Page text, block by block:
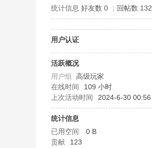
统计信息 好友数 0 | 回帖数 132
用户认证
活跃概况
用户组 高级玩家
在线时间
109 小时
上次活动时间
2024-6-30 00:56
统计信息
已用空间
0 B
贡献
123